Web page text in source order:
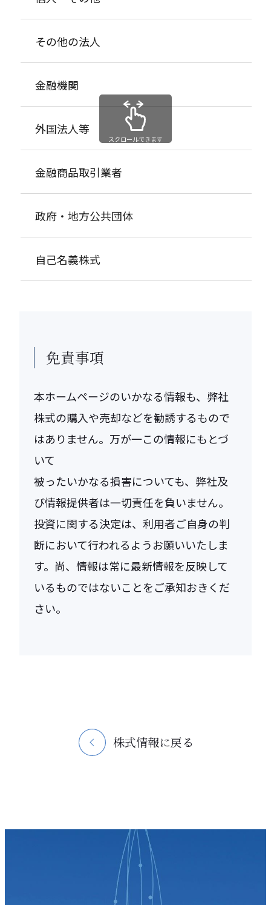
その他の法人
金融機関
外国法人等
金融商品取引業者
政府・地方公共団体
自己名義株式
スクロールできます
免責事項
本ホームページのいかなる情報も、弊社
株式の購入や売却などを勧誘するもので
はありません。万が一この情報にもとづ
いて
被ったいかなる損害についても、弊社及
び情報提供者は一切責任を負いません。
投資に関する決定は、利用者ご自身の判
断において行われるようお願いいたしま
す。尚、情報は常に最新情報を反映して
いるものではないことをご承知おきくだ
さい。
株式情報に戻る